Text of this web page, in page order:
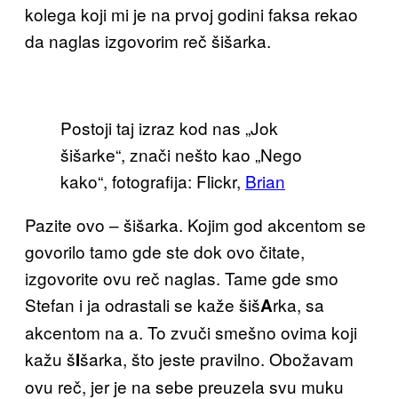
kolega koji mi je na prvoj godini faksa rekao
da naglas izgovorim reč šišarka.
Postoji taj izraz kod nas „Jok
šišarke“, znači nešto kao „Nego
kako“, fotografija: Flickr, Brian
Pazite ovo – šišarka. Kojim god akcentom se
govorilo tamo gde ste dok ovo čitate,
izgovorite ovu reč naglas. Tame gde smo
Stefan i ja odrastali se kaže šišArka, sa
akcentom na a. To zvuči smešno ovima koji
kažu šIšarka, što jeste pravilno. Obožavam
ovu reč, jer je na sebe preuzela svu muku